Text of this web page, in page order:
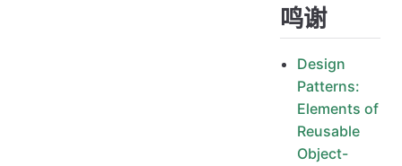
鸣谢
Design
Patterns:
Elements of
Reusable
Object-